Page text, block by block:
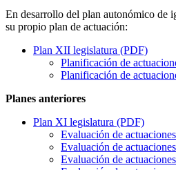
En desarrollo del plan autonómico de
su propio plan de actuación:
Plan XII legislatura (PDF)
Planificación de
Planificación de
Planes anteriores
Plan XI legislatura (PDF)
Evaluación de
Evaluación de
Evaluación de